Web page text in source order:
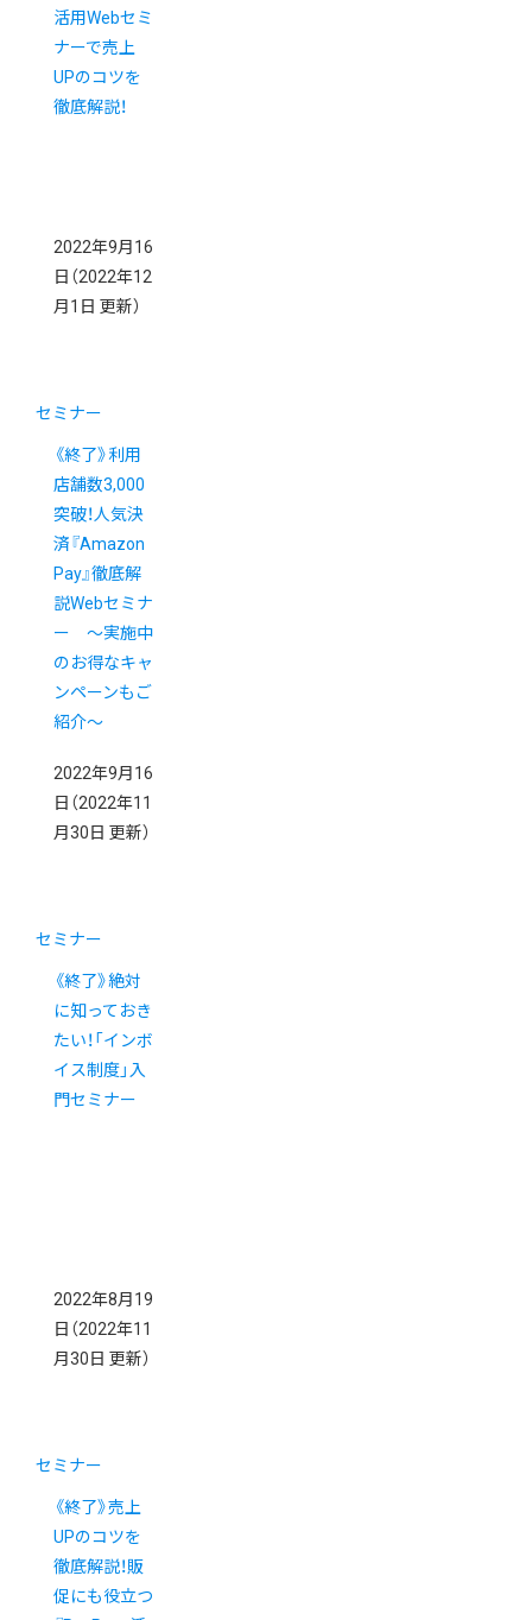
活用Webセミ
ナーで売上
UPのコツを
徹底解説！
2022年9月16
日 （2022年12
月1日 更新）
セミナー
《終了》利用
店舗数3,000
突破！人気決
済『Amazon
Pay』徹底解
説Webセミナ
ー ～実施中
のお得なキャ
ンペーンもご
紹介～
2022年9月16
日 （2022年11
月30日 更新）
セミナー
《終了》絶対
に知っておき
たい！「インボ
イス制度」入
門セミナー
2022年8月19
日 （2022年11
月30日 更新）
セミナー
《終了》売上
UPのコツを
徹底解説！販
促にも役立つ